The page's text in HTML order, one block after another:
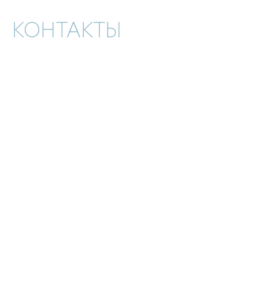
КОНТАКТЫ